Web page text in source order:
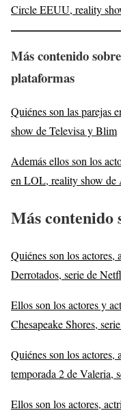
Circle EEUU, reality
Más contenido
plataformas
Quiénes son las parejas
show de Televisa y Blim
Además ellos son los
en LOL, reality show de
Más contenido
Quiénes son los actores,
Derrotados, serie de
Ellos son los actores y
Chesapeake Shores,
Quiénes son los actores,
temporada 2 de Valeria,
Ellos son los actores,